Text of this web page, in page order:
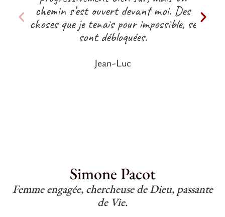
chemin s’est ouvert devant moi. Des
choses que je tenais pour impossible, se
sont débloquées.
Jean-Luc
Simone Pacot
Femme engagée, chercheuse de Dieu, passante
de Vie.